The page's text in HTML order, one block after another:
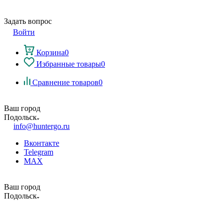
Задать вопрос
Войти
Корзина0
Избранные товары0
Сравнение товаров0
Ваш город
Подольск
info@huntergo.ru
Вконтакте
Telegram
MAX
Ваш город
Подольск